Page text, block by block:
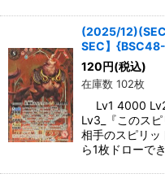
(2025/
SEC】
120 円(税込)
在庫数 102枚
Lv1 4000
Lv3_『このス
相手のスピリッ
ら1枚ドローで